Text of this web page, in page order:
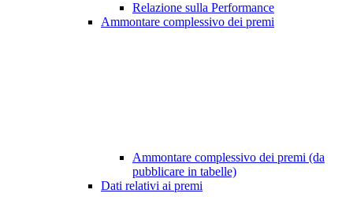
Relazione sulla Performance
Ammontare complessivo dei premi
Ammontare complessivo dei premi (da
pubblicare in tabelle)
Dati relativi ai premi